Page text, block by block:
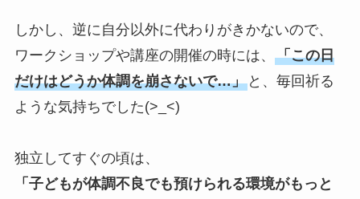
しかし、逆に自分以外に代わりがきかないので、
ワークショップや講座の開催の時には、 「この日
だけはどうか体調を崩さないで…」と、毎回祈る
ような気持ちでした(>_<)
独立してすぐの頃は、
「子どもが体調不良でも預けられる環境がもっと